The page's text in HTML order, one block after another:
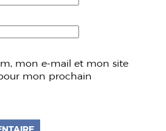
mon e-mail et mon site
mon prochain